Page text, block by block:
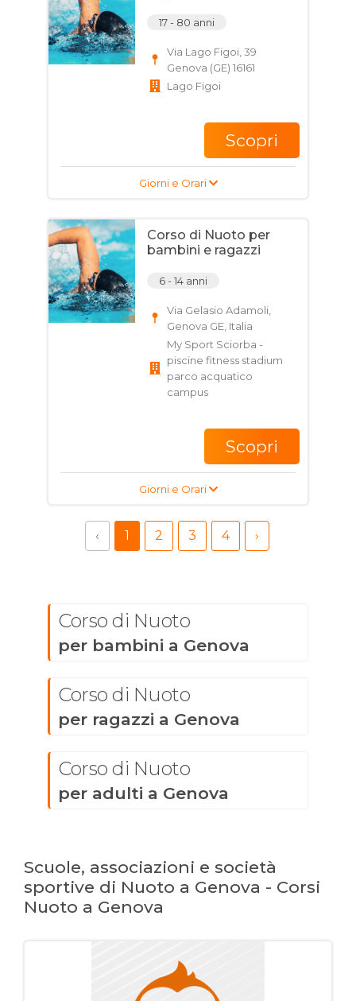
17 - 80 anni
Via Lago Figoi, 39
Genova (GE) 16161
Lago Figoi
Scopri
Giorni e Orari
Corso di Nuoto per
bambini e ragazzi
6 - 14 anni
Via Gelasio Adamoli,
Genova GE, Italia
My Sport Sciorba -
piscine fitness stadium
parco acquatico
campus
Scopri
Giorni e Orari
‹ 1 2 3 4 ›
Corso di Nuoto
per bambini a Genova
Corso di Nuoto
per ragazzi a Genova
Corso di Nuoto
per adulti a Genova
Scuole, associazioni e società
sportive di Nuoto a Genova - Corsi
Nuoto a Genova